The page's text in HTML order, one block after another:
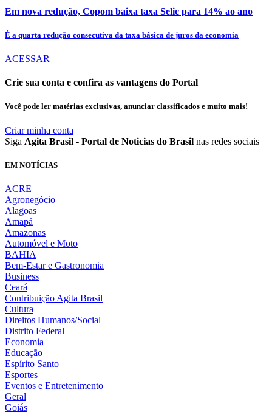
Em nova redução, Copom baixa taxa Selic para 14% ao ano
É a quarta redução consecutiva da taxa básica de juros da economia
ACESSAR
Crie sua conta e confira as vantagens do Portal
Você pode ler matérias exclusivas, anunciar classificados e muito mais!
Criar minha conta
Siga Agita Brasil - Portal de Noticias do Brasil nas redes sociais
EM NOTÍCIAS
ACRE
Agronegócio
Alagoas
Amapá
Amazonas
Automóvel e Moto
BAHIA
Bem-Estar e Gastronomia
Business
Ceará
Contribuição Agita Brasil
Cultura
Direitos Humanos/Social
Distrito Federal
Economia
Educação
Espírito Santo
Esportes
Eventos e Entretenimento
Geral
Goiás